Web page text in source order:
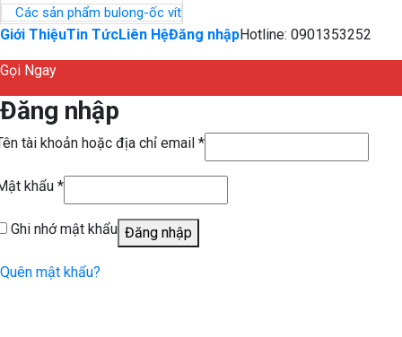
Các sản phẩm bulong-ốc vít
Giới ThiệuTin TứcLiên HệĐăng nhậpHotline: 0901353252
Gọi Ngay
Đăng nhập
tài khoản hoặc địa chỉ email *
khẩu *
Ghi nhớ mật khẩu Đăng nhập
Quên mật khẩu?